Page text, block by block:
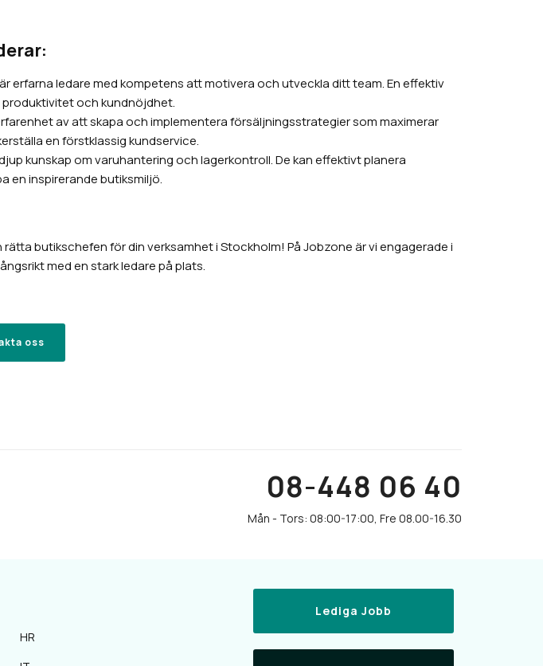
erfarna ledare med kompetens att motivera och utveckla ditt team. En effektiv
produktivitet och kundnöjdhet.
av att skapa och implementera försäljningsstrategier som maximerar
en förstklassig kundservice.
kunskap om varuhantering och lagerkontroll. De kan effektivt planera
en inspirerande butiksmiljö.
butikschefen för din verksamhet i Stockholm! På Jobzone är vi engagerade i
med en stark ledare på plats.
oss
08-448 06 40
HR
Lediga Jobb